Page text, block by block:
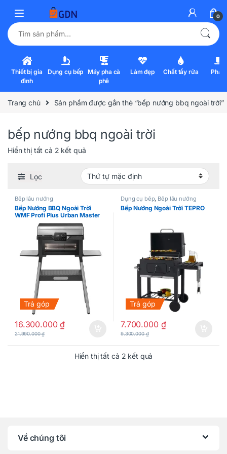
0
Tìm kiếm:
Thiết bị gia
đình
Dụng cụ bếp Máy pha cà
phê
Làm đẹp Chất tẩy rửa Pha
Trang chủ Sản phẩm được gắn thẻ “bếp nướng bbq ngoài trời”
bếp nướng bbq ngoài trời
Hiển thị tất cả 2 kết quả
Lọc
Bếp lẩu nướng
Bếp Nướng BBQ Ngoài Trời
WMF Profi Plus Urban Master
Grill 2in1 3000W
Trả góp
16.300.000₫
21.990.000₫
Dụng cụ bếp, Bếp lẩu nướng
Bếp Nướng Ngoài Trời TEPRO
Trả góp
7.700.000 ₫
9.300.000₫
Hiển thị tất cả 2 kết quả
Về chúng tôi